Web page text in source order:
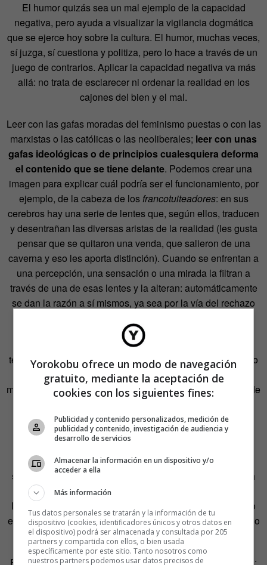
El humor quizás sea un mal ejemplo de la capacidad
negativa, pero ayuda a visualizar la vigilancia dogmática
que se ejerce hoy sobre la cultura. El humor, muchas veces,
sí juzga, sí cuestiona y politiza, pero lo hace a través de un
juego de contrarios. Aplicar la capacidad negativa va más
allá: no trata de esclarecer ni ordenar la realidad en los
cajones del bien y el mal.
Leer con las gafas moradas del feminismo puestas o con las
marxistas o las católicas o las neoliberales; leer con unas
gafas ideológicas o de principios cualesquiera deforma
el contenido que se tiene delante. Podemos crear una
imagen para explicar cuál podría ser el funcionamiento, por
ejemplo, de la cabeza de losfrancotuiteadores: en sus
cerebros hay una serie de lentes que, según ellos, traducen
y desentrañan las diversas aristas de la realidad (les gusta
pensar que se quitaron una venda, que salieron de una
caverna y eso les aporta distinción). Cuando se enfrentan a
una percepción, una sensación o una mirada la filtran a
través de una de esas lentes y la alteran: automáticamente
se dan la razón a sí mismos, ya sea por la vía del rechazo
Si se escribe con el cerebro así construido podrán salir
textos curiosos, entretenidos, graciosos, moralizantes, pero
difícilmente habrá una literatura de matices, que mire el
mundo desde perspectivas complejas y diversas a través de
Losfrancotuiteadoresofrecen un ejemplo extremo para
vándalo en 140 caracteres para caer en las
simplificaciones que nacen de no poder abandonar la
esquematización propia del mundo
Dijo Keats: «El único medio de fortalecer nuestro intelecto
es no decidirse por nada, dejar que la mente sea un camino
abierto a todos los pensamientos, no una parte selecta».
Yorokobu ofrece un modo de navegación
gratuito, mediante la aceptación de
cookies con los siguientes fines:
Publicidad y contenido personalizados, medición de
publicidad y contenido, investigación de audiencia y
desarrollo de servicios
Almacenar la información en un dispositivo y/o
acceder a ella
Más información
Tus datos personales se tratarán y la información de tu
dispositivo (cookies, identificadores únicos y otros datos en
el dispositivo) podrá ser almacenada y consultada por 205
partners y compartida con ellos, o bien usada
específicamente por este sitio. Tanto nosotros como
nuestros partners podemos usar datos precisos de